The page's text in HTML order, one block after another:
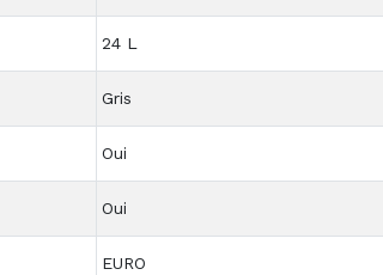
24 L
Gris
Oui
Oui
EURO